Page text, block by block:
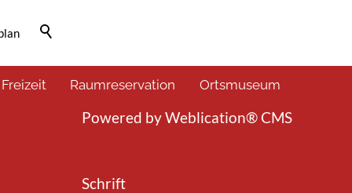
Powered by Weblication® CMS
Schrift
Raumreservation Ortsmuseum